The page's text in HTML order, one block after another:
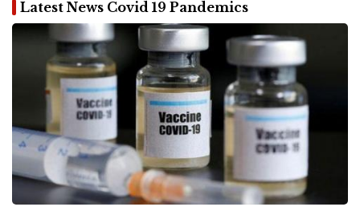
Latest News Covid 19 Pandemics